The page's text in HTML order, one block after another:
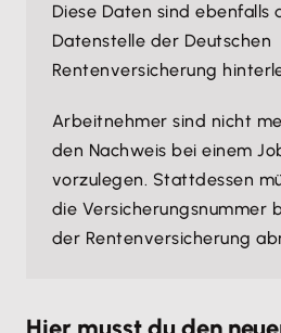
Diese Daten sind ebenfalls
Datenstelle der Deutschen
Rentenversicherung
Arbeitnehmer sind nicht
den Nachweis bei einem
vorzulegen. Stattdessen
die Versicherungsnummer
der Rentenversicherung